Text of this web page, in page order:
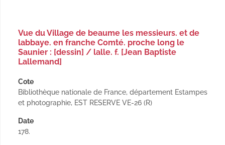
Vue du Village de beaume les messieurs. et de
labbaye. en franche Comté. proche long le
Saunier : [dessin] / lalle. f. [Jean Baptiste
Lallemand]
Cote
Bibliothèque nationale de France, département Estampes
et photographie, EST RESERVE VE-26 (R)
Date
178.